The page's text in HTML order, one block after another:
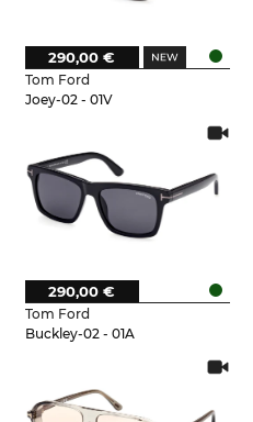
Tom Ford
Joey-02 - 01V
290,00 €
Tom Ford
Buckley-02 - 01A
290,00 €